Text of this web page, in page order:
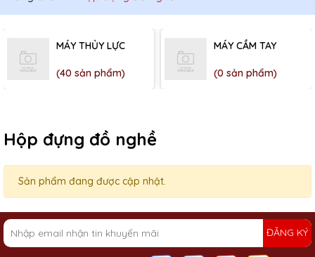
MÁY THỦY LỰC
(40 sản phẩm)
MÁY CẦM TAY
(0 sản phẩm)
Hộp đựng đồ nghề
Sản phẩm đang được cập nhật.
ĐĂNG KÝ